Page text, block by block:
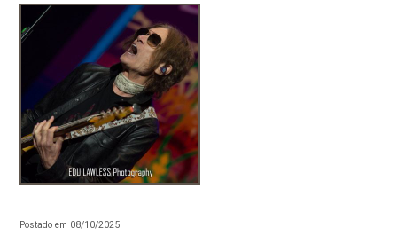
Postado em 08/10/2025